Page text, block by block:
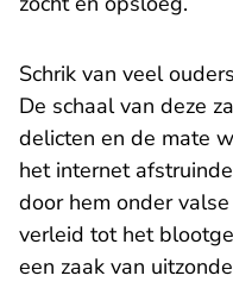
Schrik van veel ouders
De schaal van deze
delicten en de mate
het internet
door hem onder
verleid tot het
een zaak van